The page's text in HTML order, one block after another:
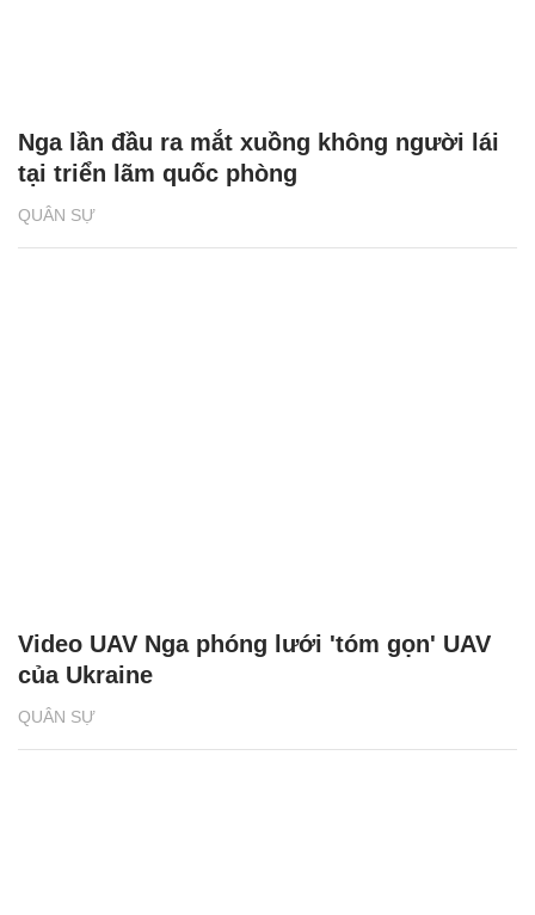
QUÂN SỰ
Nga lần đầu ra mắt xuồng không người lái
tại triển lãm quốc phòng
QUÂN SỰ
Video UAV Nga phóng lưới 'tóm gọn' UAV
của Ukraine